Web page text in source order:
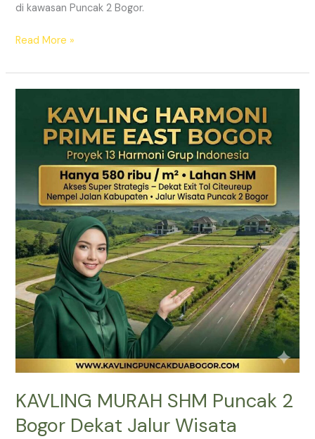
di kawasan Puncak 2 Bogor.
Read More »
KAVLING MURAH SHM Puncak 2
Bogor Dekat Jalur Wisata
Puncak
Jalur
Wisata